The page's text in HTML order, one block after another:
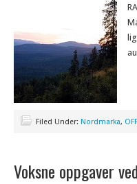
Filed Under: Nordmarka,
Voksne oppgaver